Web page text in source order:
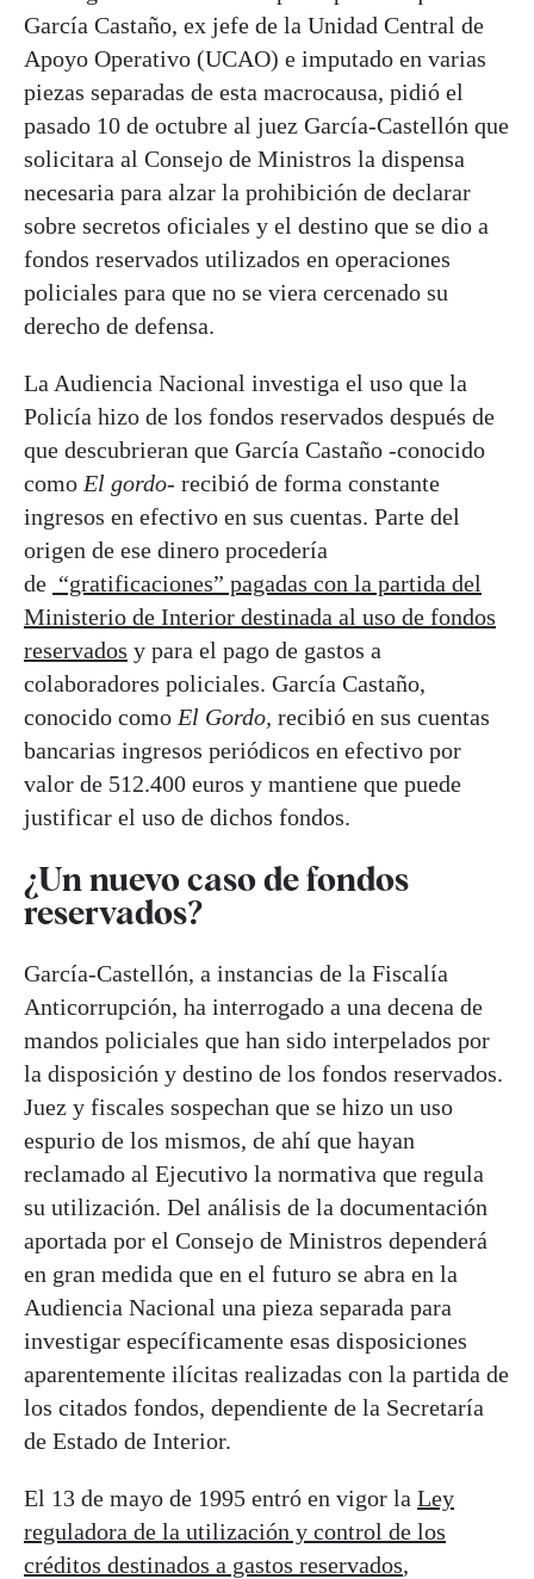
García Castaño, ex jefe de la Unidad Central de
Apoyo Operativo (UCAO) e imputado en varias
piezas separadas de esta macrocausa, pidió el
pasado 10 de octubre al juez García-Castellón que
solicitara al Consejo de Ministros la dispensa
necesaria para alzar la prohibición de declarar
sobre secretos oficiales y el destino que se dio a
fondos reservados utilizados en operaciones
policiales para que no se viera cercenado su
derecho de defensa.
La Audiencia Nacional investiga el uso que la
Policía hizo de los fondos reservados después de
que descubrieran que García Castaño -conocido
como El gordo- recibió de forma constante
ingresos en efectivo en sus cuentas. Parte del
origen de ese dinero procedería
de “gratificaciones” pagadas con la partida del
Ministerio de Interior destinada al uso de fondos
reservados y para el pago de gastos a
colaboradores policiales. García Castaño,
conocido como El Gordo, recibió en sus cuentas
bancarias ingresos periódicos en efectivo por
valor de 512.400 euros y mantiene que puede
justificar el uso de dichos fondos.
¿Un nuevo caso de fondos
reservados?
García-Castellón, a instancias de la Fiscalía
Anticorrupción, ha interrogado a una decena de
mandos policiales que han sido interpelados por
la disposición y destino de los fondos reservados.
Juez y fiscales sospechan que se hizo un uso
espurio de los mismos, de ahí que hayan
reclamado al Ejecutivo la normativa que regula
su utilización. Del análisis de la documentación
aportada por el Consejo de Ministros dependerá
en gran medida que en el futuro se abra en la
Audiencia Nacional una pieza separada para
investigar específicamente esas disposiciones
aparentemente ilícitas realizadas con la partida de
los citados fondos, dependiente de la Secretaría
de Estado de Interior.
El 13 de mayo de 1995 entró en vigor la Ley
reguladora de la utilización y control de los
créditos destinados a gastos reservados,